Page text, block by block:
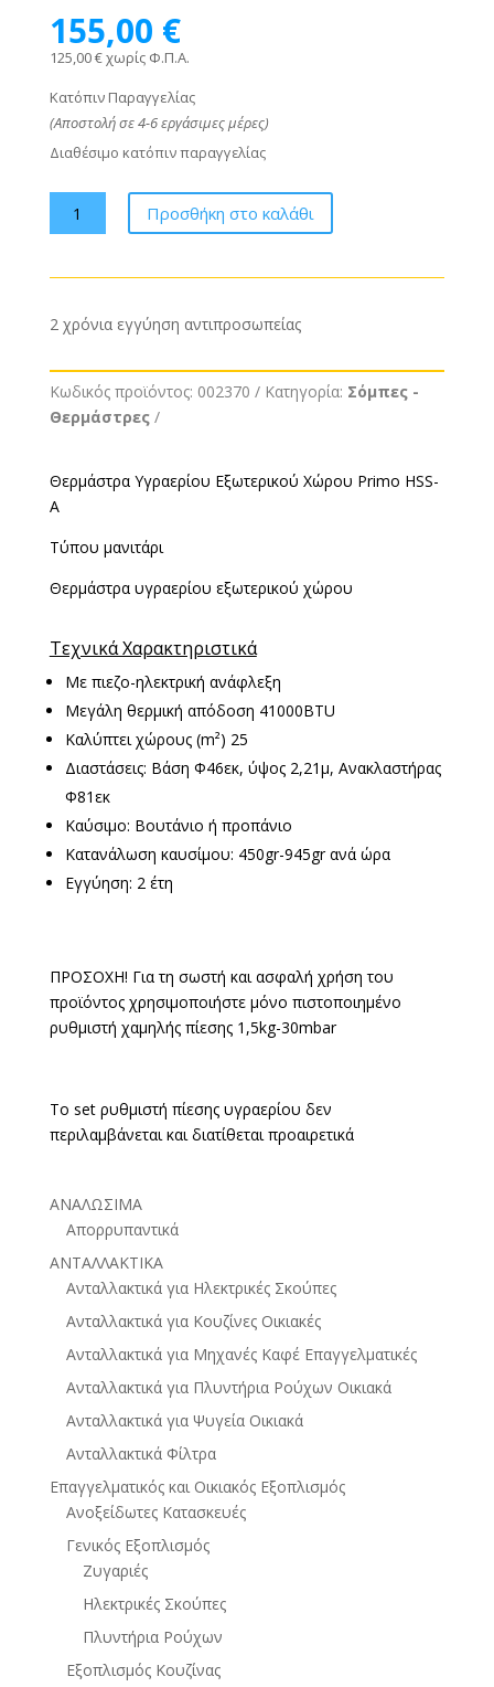
155,00 €
125,00 € χωρίς Φ.Π.Α.
Κατόπιν Παραγγελίας
(Αποστολή σε 4-6 εργάσιμες μέρες)
Διαθέσιμο κατόπιν παραγγελίας
Σόμπα
-
Υγραερίου
HSS-
ποσότητα
Προσθήκη στο καλάθι
2 χρόνια εγγύηση αντιπροσωπείας
Κωδικός προϊόντος: 002370 Κατηγορία: Σόμπες -
Θερμάστρες
Θερμάστρα Υγραερίου Εξωτερικού Χώρου Primo HSS-
A
Τύπου μανιτάρι
Θερμάστρα υγραερίου εξωτερικού χώρου
Τεχνικά Χαρακτηριστικά
Με πιεζο-ηλεκτρική ανάφλεξη
Μεγάλη θερμική απόδοση 41000BTU
Καλύπτει χώρους (m²) 25
Διαστάσεις: Βάση Φ46εκ, ύψος 2,21μ, Ανακλαστήρας
Φ81εκ
Καύσιμο: Βουτάνιο ή προπάνιο
Κατανάλωση καυσίμου: 450gr-945gr ανά ώρα
Εγγύηση: 2 έτη
ΠΡΟΣΟΧΗ! Για τη σωστή και ασφαλή χρήση του
προϊόντος χρησιμοποιήστε μόνο πιστοποιημένο
ρυθμιστή χαμηλής πίεσης 1,5kg-30mbar
Το set ρυθμιστή πίεσης υγραερίου δεν
περιλαμβάνεται και διατίθεται προαιρετικά
ΑΝΑΛΩΣΙΜΑ
Απορρυπαντικά
ΑΝΤΑΛΛΑΚΤΙΚΑ
Ανταλλακτικά για Ηλεκτρικές Σκούπες
Ανταλλακτικά για Κουζίνες Οικιακές
Ανταλλακτικά για Μηχανές Καφέ Επαγγελματικές
Ανταλλακτικά για Πλυντήρια Ρούχων Οικιακά
Ανταλλακτικά για Ψυγεία Οικιακά
Ανταλλακτικά Φίλτρα
Επαγγελματικός και Οικιακός Εξοπλισμός
Ανοξείδωτες Κατασκευές
Γενικός Εξοπλισμός
Ζυγαριές
Ηλεκτρικές Σκούπες
Πλυντήρια Ρούχων
Εξοπλισμός Κουζίνας